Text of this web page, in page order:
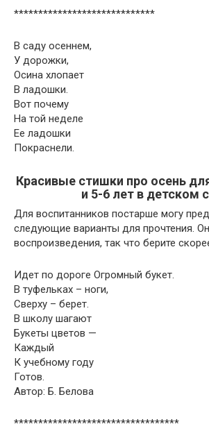
*****************************
В саду осеннем,
У дорожки,
Осина хлопает
В ладошки.
Вот почему
На той неделе
Ее ладошки
Покраснели.
Красивые стишки про осень
и 5-6 лет в детском
Для воспитанников постарше могу
следующие варианты для прочтения.
воспроизведения, так что берите
Идет по дороге Огромный букет.
В туфельках – ноги,
Сверху – берет.
В школу шагают
Букеты цветов —
Каждый
К учебному году
Готов.
Автор: Б. Белова
**********************************